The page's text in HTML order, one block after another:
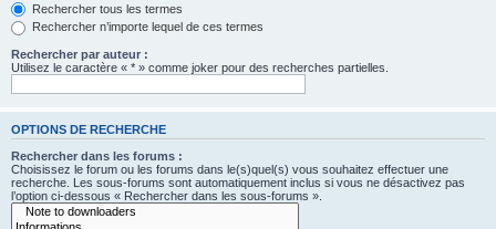
Rechercher tous les termes
Rechercher n’importe lequel de ces termes
Rechercher par auteur :
Utilisez le caractère « * » comme joker pour des recherches partielles.
OPTIONS DE RECHERCHE
Rechercher dans les forums :
Choisissez le forum ou les forums dans le(s)quel(s) vous souhaitez effectuer une
recherche. Les sous-forums sont automatiquement inclus si vous ne désactivez pas
l’option ci-dessous « Rechercher dans les sous-forums ».